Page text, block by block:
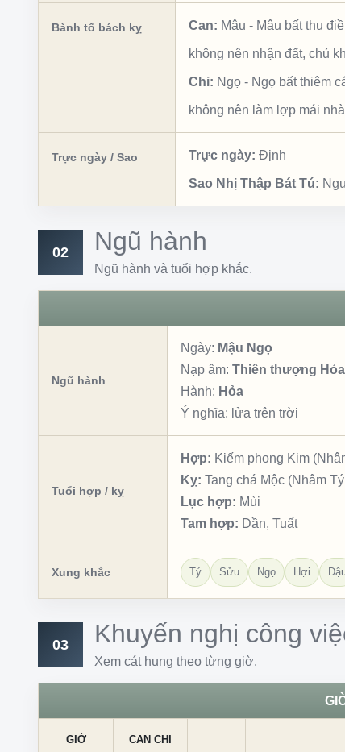
Bành tổ bách kỵ Can: Mậu - Mậu bất thụ
không nên nhận đất, chủ
Chi: Ngọ - Ngọ bất thiêm
không nên làm lợp mái
Trực ngày / Sao Trực ngày: Định
Sao Nhị Thập Bát Tú:
02 Ngũ hành
Ngũ hành và tuổi hợp khắc.
Ngũ hành
Ngày: Mậu Ngọ
Nạp âm: Thiên thượng Hỏa
Hành: Hỏa
Ý nghĩa: lửa trên trời
Tuổi hợp / kỵ
Hợp: Kiếm phong Kim
Kỵ: Tang chá Mộc (Nhâm
Lục hợp: Mùi
Tam hợp: Dần, Tuất
Xung khắc Tý Sửu Ngọ Hợi
03 Khuyến nghị công
Xem cát hung theo từng giờ.
GIỜ CAN CHI